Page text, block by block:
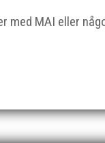
med MAI eller
– söker en
mycket på flera